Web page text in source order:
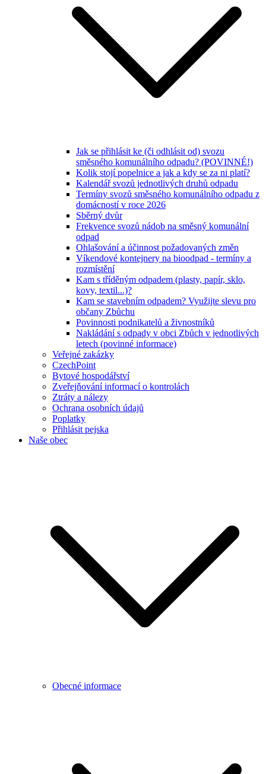
Jak se přihlásit ke (či odhlásit od) svozu
směsného komunálního odpadu? (POVINNÉ!)
Kolik stojí popelnice a jak a kdy se za ni platí?
Kalendář svozů jednotlivých druhů odpadu
Termíny svozů směsného komunálního odpadu z
domácností v roce 2026
Sběrný dvůr
Frekvence svozů nádob na směsný komunální
odpad
Ohlašování a účinnost požadovaných změn
Víkendové kontejnery na bioodpad - termíny a
rozmístění
Kam s tříděným odpadem (plasty, papír, sklo,
kovy, textil...)?
Kam se stavebním odpadem? Využijte slevu pro
občany Zbůchu
Povinnosti podnikatelů a živnostníků
Nakládání s odpady v obci Zbůch v jednotlivých
letech (povinné informace)
Veřejné zakázky
CzechPoint
Bytové hospodářství
Zveřejňování informací o kontrolách
Ztráty a nálezy
Ochrana osobních údajů
Poplatky
Přihlásit pejska
Naše obec
Obecné informace